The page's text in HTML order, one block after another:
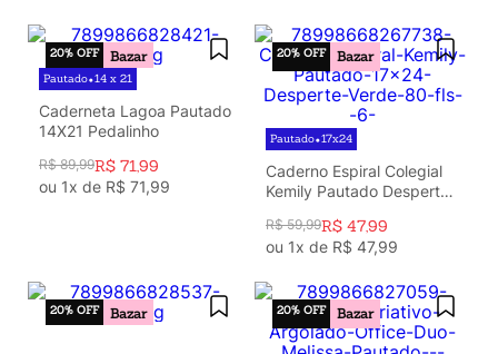
20% OFF Bazar
Pautado•14 x 21
Caderneta Lagoa Pautado
14X21 Pedalinho
R$ 89,99R$ 71,99
ou 1x de R$ 71,99
20% OFF Bazar
Pautado•17x24
Caderno Espiral Colegial
Kemily Pautado Desperte
R$ 59,99R$ 47,99
ou 1x de R$ 47,99
20% OFF Bazar 20% OFF Bazar